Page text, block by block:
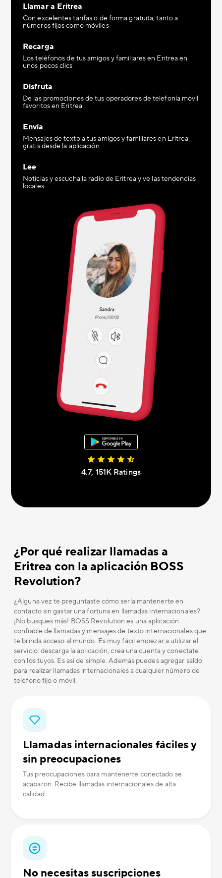
Llamar a Eritrea
Con excelentes tarifas o de forma gratuita, tanto a
números fijos como móviles
Recarga
Los teléfonos de tus amigos y familiares en Eritrea en
unos pocos clics
Disfruta
De las promociones de tus operadores de telefonía móvil
favoritos en Eritrea
Envía
Mensajes de texto a tus amigos y familiares en Eritrea
gratis desde la aplicación
Lee
Noticias y escucha la radio de Eritrea y ve las tendencias
locales
4.7, 151K Ratings
¿Por qué realizar llamadas a
Eritrea con la aplicación BOSS
Revolution?
¿Alguna vez te preguntaste cómo sería mantenerte en
contacto sin gastar una fortuna en llamadas internacionales?
¡No busques más! BOSS Revolution es una aplicación
confiable de llamadas y mensajes de texto internacionales que
te brinda acceso al mundo. Es muy fácil empezar a utilizar el
servicio: descarga la aplicación, crea una cuenta y conectate
con los tuyos. Es así de simple. Además puedes agregar saldo
para realizar llamadas internacionales a cualquier número de
teléfono fijo o móvil.
Llamadas internacionales fáciles y
sin preocupaciones
Tus preocupaciones para mantenerte conectado se
acabaron. Recibe llamadas internacionales de alta
calidad.
No necesitas suscripciones